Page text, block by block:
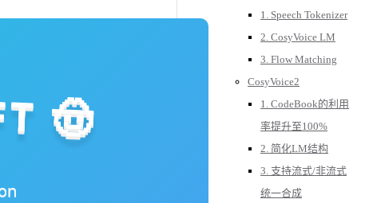
1. Speech Tokenizer
2. CosyVoice LM
3. Flow Matching
CosyVoice2
1. CodeBook的利用
率提升至100%
2. 简化LM结构
3. 支持流式/非流式
统一合成